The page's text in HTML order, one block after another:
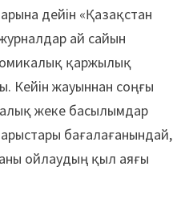
дейін «Қазақстан
ай сайын
қаржылық
Кейін жауыннан соңғы
жеке басылымдар
бағалағанындай,
ойлаудың қыл аяғы